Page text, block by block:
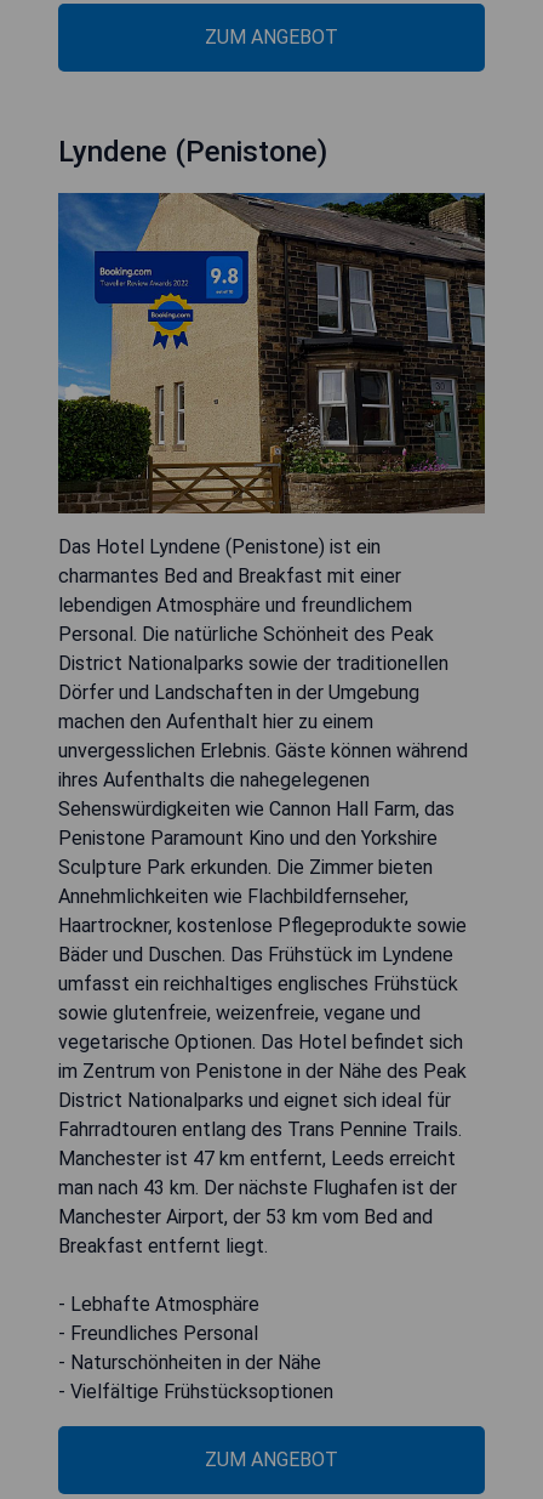
ZUM ANGEBOT
Lyndene (Penistone)
Das Hotel Lyndene (Penistone) ist ein
charmantes Bed and Breakfast mit einer
lebendigen Atmosphäre und freundlichem
Personal. Die natürliche Schönheit des Peak
District Nationalparks sowie der traditionellen
Dörfer und Landschaften in der Umgebung
machen den Aufenthalt hier zu einem
unvergesslichen Erlebnis. Gäste können während
ihres Aufenthalts die nahegelegenen
Sehenswürdigkeiten wie Cannon Hall Farm, das
Penistone Paramount Kino und den Yorkshire
Sculpture Park erkunden. Die Zimmer bieten
Annehmlichkeiten wie Flachbildfernseher,
Haartrockner, kostenlose Pflegeprodukte sowie
Bäder und Duschen. Das Frühstück im Lyndene
umfasst ein reichhaltiges englisches Frühstück
sowie glutenfreie, weizenfreie, vegane und
vegetarische Optionen. Das Hotel befindet sich
im Zentrum von Penistone in der Nähe des Peak
District Nationalparks und eignet sich ideal für
Fahrradtouren entlang des Trans Pennine Trails.
Manchester ist 47 km entfernt, Leeds erreicht
man nach 43 km. Der nächste Flughafen ist der
Manchester Airport, der 53 km vom Bed and
Breakfast entfernt liegt.
- Lebhafte Atmosphäre
- Freundliches Personal
- Naturschönheiten in der Nähe
- Vielfältige Frühstücksoptionen
ZUM ANGEBOT